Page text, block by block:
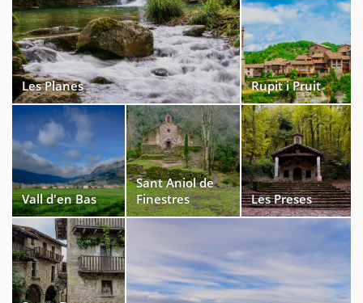
Les Planes Rupit i Pruit
Vall d'en Bas
Sant Aniol de
Finestres
Les Preses